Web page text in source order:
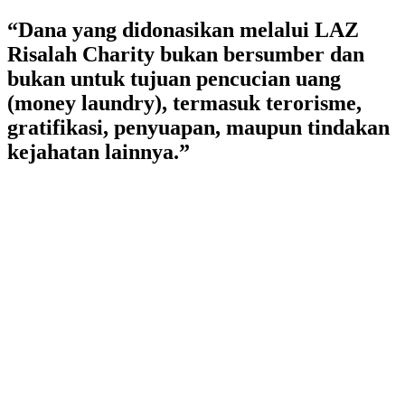
Lewati
ke
konten
“Dana yang didonasikan melalui LAZ
Risalah Charity bukan bersumber dan
bukan untuk tujuan pencucian uang
(money laundry), termasuk terorisme,
gratifikasi, penyuapan, maupun tindakan
kejahatan lainnya.”